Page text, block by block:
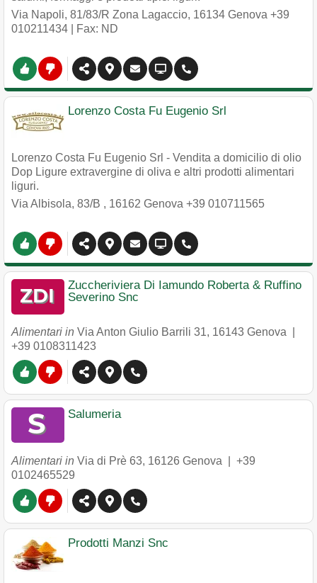
Via Napoli, 81/83/R Zona Lagaccio, 16134 Genova +39
010211434 | Fax: ND
Lorenzo Costa Fu Eugenio Srl
Lorenzo Costa Fu Eugenio Srl - Vendita a domicilio di olio
Dop Ligure extravergine di oliva e altri prodotti alimentari
liguri.
Via Albisola, 83/B , 16162 Genova +39 010711565
Zuccheriviera Di Iamundo Roberta & Ruffino
Severino Snc
Alimentari in Via Anton Giulio Barrili 31, 16143 Genova
+39 0108311423
Salumeria
Alimentari in Via di Prè 63, 16126 Genova
+39
0102465529
Prodotti Manzi Snc